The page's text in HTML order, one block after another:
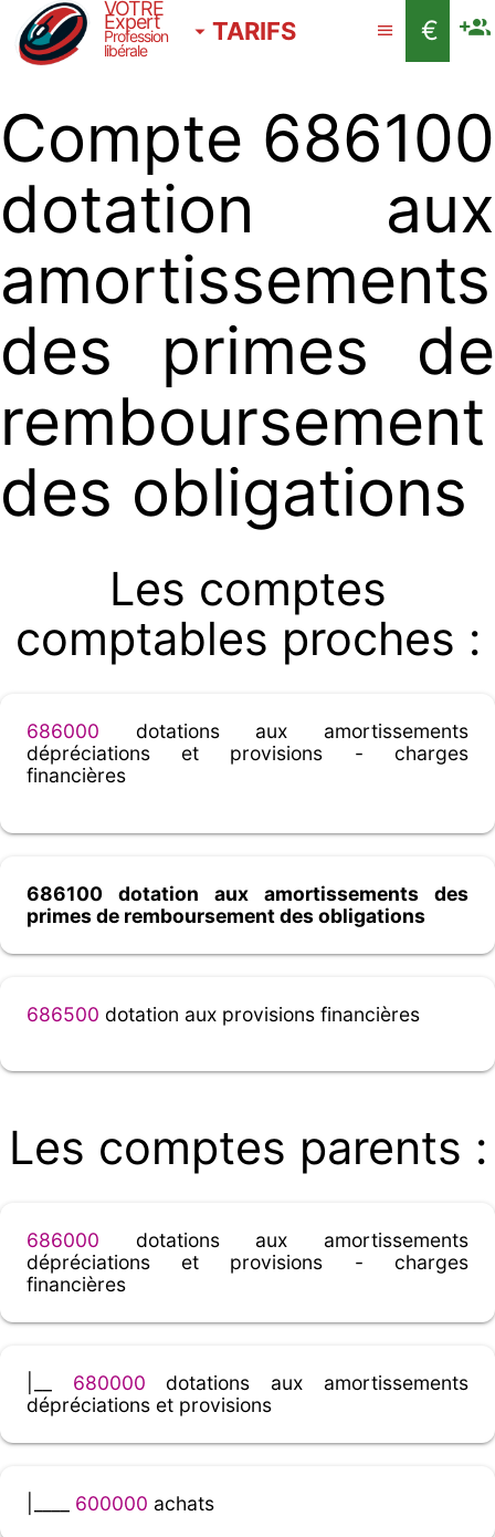
VOTRE
Expert
Profession
libérale
TARIFS €
Compte 686100
dotation aux
amortissements
des primes de
remboursement
des obligations
Les comptes
comptables proches :
686000 dotations aux amortissements
dépréciations et provisions - charges
financières
686100 dotation aux amortissements des
primes de remboursement des obligations
686500 dotation aux provisions financières
Les comptes parents :
686000 dotations aux amortissements
dépréciations et provisions - charges
financières
680000 dotations aux amortissements
dépréciations et provisions
600000 achats